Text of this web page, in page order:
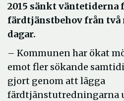
2015 sänkt väntetiderna
färdtjänstbehov från två
dagar.
– Kommunen har ökat
emot fler sökande
gjort genom att lägga
färdtjänstutredningarna